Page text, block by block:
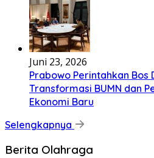
Juni 23, 2026
Prabowo Perintahkan
Transformasi BUMN dan
Ekonomi Baru
Selengkapnya
Berita Olahraga